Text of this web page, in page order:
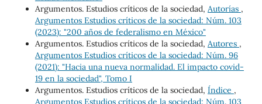
Argumentos. Estudios críticos de la sociedad, Autorías ,
Argumentos Estudios críticos de la sociedad: Núm. 103
(2023): "200 años de federalismo en México"
Argumentos. Estudios críticos de la sociedad, Autores ,
Argumentos Estudios críticos de la sociedad: Núm. 96
(2021): "Hacia una nueva normalidad. El impacto covid-
19 en la sociedad", Tomo I
Argumentos. Estudios críticos de la sociedad, Índice ,
Argumentos Estudios críticos de la sociedad: Núm. 103